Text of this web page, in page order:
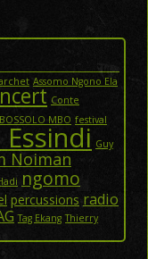
Assomo Ngono Ela
Conte
MBO festival
Guy
Noiman
ngomo
percussions radio
Tag Ekang Thierry